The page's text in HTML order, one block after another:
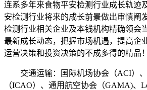
连系多年来食物平安检测行业成长轨迹
安检测行业将来的成长前景做出审慎阐
检测行业相关企业及本钱机构精确领会
最新成长动态，把握市场机遇，提高企
运营决策和投资决策的不成多得的精品！
交通运输：国际机场协会（ACI）、
（ICAO）、通用航空协会（GAMA)、